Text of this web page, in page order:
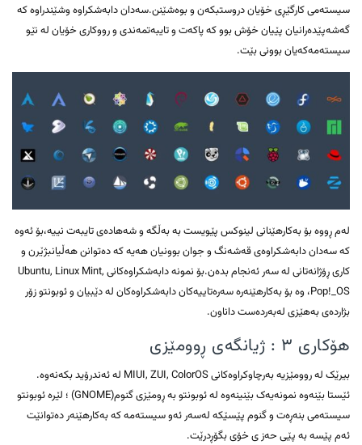
سیستەمی کارگێڕی خۆیان دروستبکەن و بوەشێنن.سەدان دابەشکراوە وشێندراوە کە
گەشەپێدەرانیان پێیان خۆش بوو کە پاکەت و تایبەتمەندی و رووکاری خۆیان لە نێو
سیستەمەکەیان بوونی بێت.
لەم ڕووە بۆ بەکارهێنانی لینوکس پێویست بە بەڵگە و شەهادەی تایبەت نییە،بۆ ئەوە
کە سەدان دابەشکراوەی قەشەنگ و جوان بوونیان هەیە کە دەتوانن هەڵیانبژێرن و
کاری ڕۆژانەتانی لە سەر ئەنجام بدەن.بۆ نمونە دابەشکراوەکانی Ubuntu, Linux Mint,
Pop!_OS، وە بۆ بەکارهێنەرە سەرەتاییەکان دابەشکراوەکان لە دێبیان و ئوبونتو زۆر
بژاردەی بەهێزی لەبەردەست داناون.
هۆکاری ۳ : ژیانگەی ڕوومێزی
بیرێک لە روومێزیە بەرچاوکراوەکانی MIUI, ZUI, ColorOS لە ئەندرۆید بکەنەوە.
ئێستا بێنەوە نمونەیەک بێنینەوە لە ئوبونتو بە ڕومێزی گنوم(GNOME) ؛ لێرە ئوبونتو
سیستەمی بنەڕەت و گنوم پێسێکە لەسەر ئەو سیستەمە کە بەکارهێنەر دەتوانێت
ئەم پێسە بە پێی حەز ی خۆی بگۆڕدرێت.